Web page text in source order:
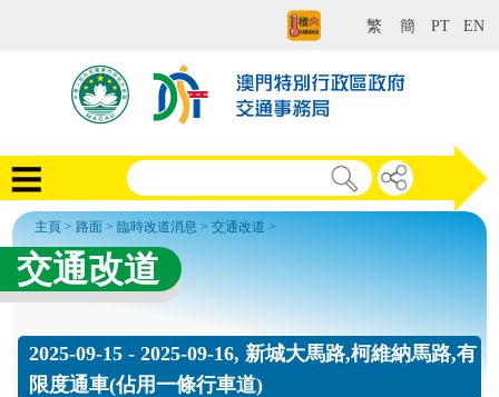
繁 簡 PT EN
主頁 >路面 > 臨時改道消息 >交通改道 >
交通改道
2025-09-15 - 2025-09-16, 新城大馬路,柯維納馬路,有
限度通車(佔用一條行車道)